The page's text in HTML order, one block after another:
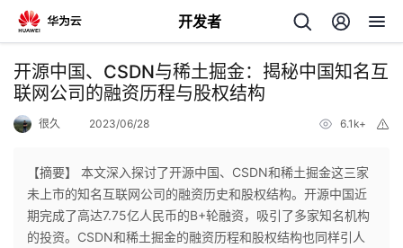
开发者
返
回
个
开源中国、CSDN与稀土掘金：揭秘中国知名互
联网公司的融资历程与股权结构
很久 2023/06/28 6.1k+
【摘要】 本文深入探讨了开源中国、CSDN和稀土掘金这三家
未上市的知名互联网公司的融资历史和股权结构。开源中国近
期完成了高达7.75亿人民币的B+轮融资，吸引了多家知名机构
的投资。CSDN和稀土掘金的融资历程和股权结构也同样引人